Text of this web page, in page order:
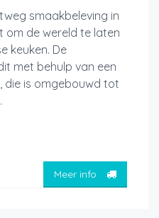
smaakbeleving in
om de wereld te laten
keuken. De
met behulp van een
die is omgebouwd tot
Meer info